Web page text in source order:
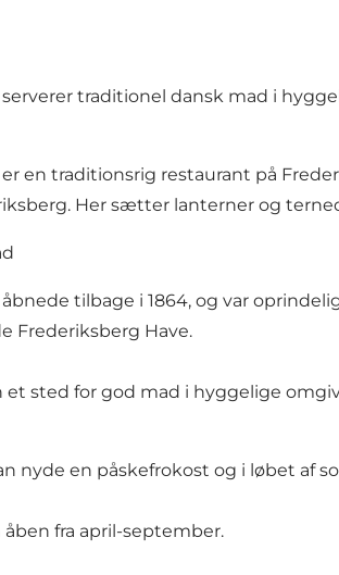
traditionel dansk mad i
en traditionsrig restaurant på
Her sætter lanterner og
åbnede tilbage i 1864, og var
Frederiksberg Have.
et sted for god mad i hyggelige
nyde en påskefrokost og i løbet af
fra april-september.